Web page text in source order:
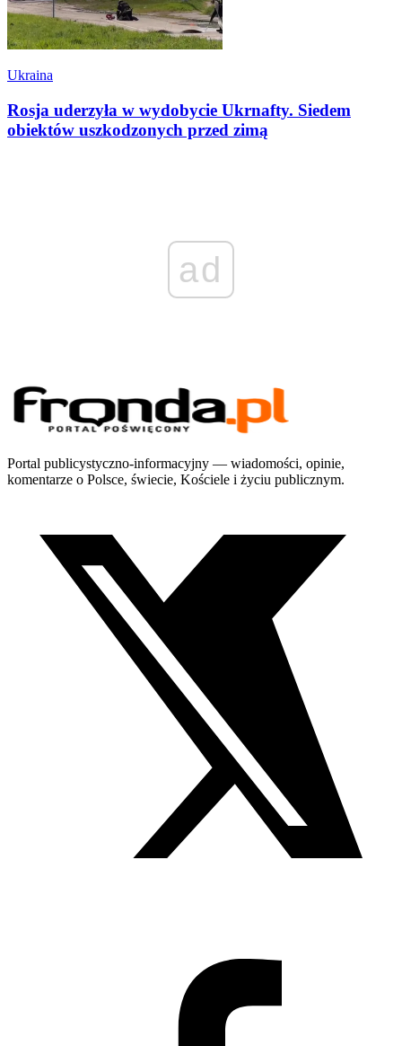
Ukraina
Rosja uderzyła w wydobycie Ukrnafty. Siedem
obiektów uszkodzonych przed zimą
ad
Portal publicystyczno-informacyjny — wiadomości, opinie,
komentarze o Polsce, świecie, Kościele i życiu publicznym.